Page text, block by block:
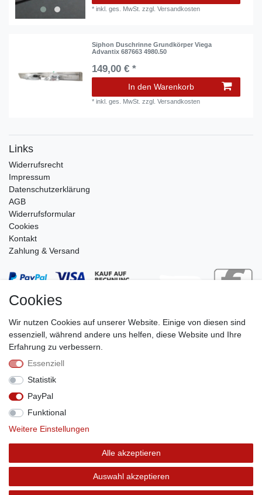
*inkl. ges. MwSt. zzgl.Versandkosten
Siphon Duschrinne Grundkörper Viega
Advantix 687663 4980.50
149,00 € *
In den Warenkorb
*inkl. ges. MwSt. zzgl.Versandkosten
Links
Widerrufs­recht
Impressum
Daten­schutz­erklärung
AGB
Widerrufsformular
Cookies
Kontakt
Zahlung & Versand
Stephan Roth GmbH
Vertrag widerrufen
Cookies
Wir nutzen Cookies auf unserer Website. Einige von diesen sind
essenziell, während andere uns helfen, diese Website und Ihre
Erfahrung zu verbessern.
Essenziell
Statistik
PayPal
Funktional
Weitere Einstellungen
Alle akzeptieren
Auswahl akzeptieren